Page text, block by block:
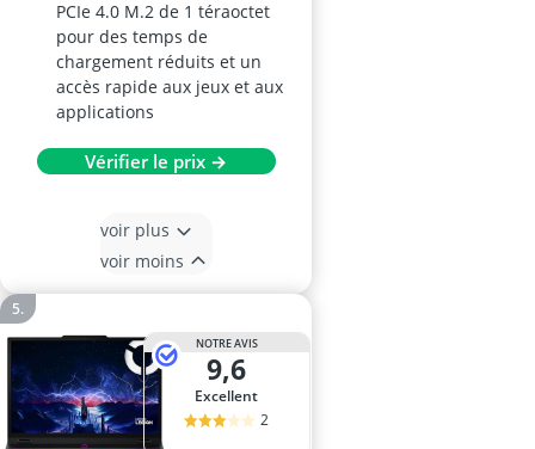
PCIe 4.0 M.2 de 1 téraoctet
pour des temps de
chargement réduits et un
accès rapide aux jeux et aux
applications
Vérifier le prix →
voir plus
voir moins
NOTRE AVIS
9,6
Excellent
2